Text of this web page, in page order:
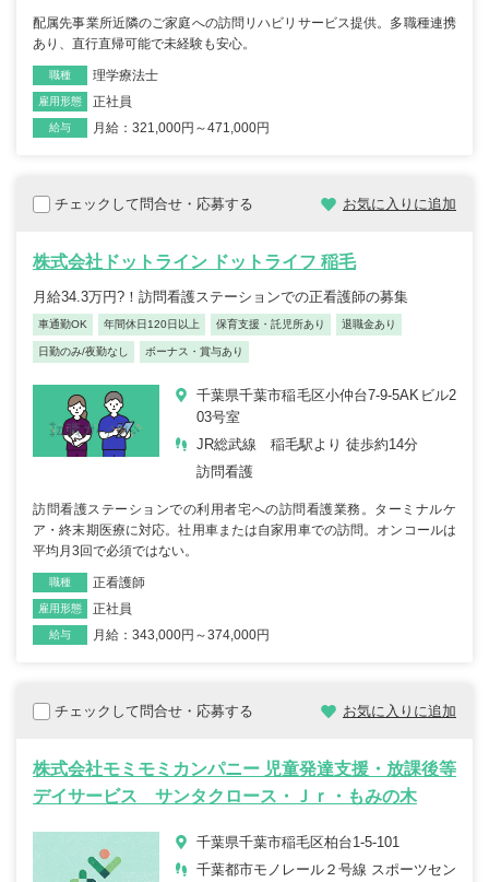
配属先事業所近隣のご家庭への訪問リハビリサービス提供。多職種連携
あり、直行直帰可能で未経験も安心。
職種 理学療法士
雇用形態 正社員
給与 月給：321,000円～471,000円
チェックして問合せ・応募する お気に入りに追加
株式会社ドットライン ドットライフ 稲毛
月給34.3万円?！訪問看護ステーションでの正看護師の募集
車通勤OK 年間休日120日以上 保育支援・託児所あり 退職金あり
日勤のみ/夜勤なし ボーナス・賞与あり
千葉県千葉市稲毛区小仲台7-9-5AKビル2
03号室
JR総武線 稲毛駅より 徒歩約14分
訪問看護
訪問看護ステーションでの利用者宅への訪問看護業務。ターミナルケ
ア・終末期医療に対応。社用車または自家用車での訪問。オンコールは
平均月3回で必須ではない。
職種 正看護師
雇用形態 正社員
給与 月給：343,000円～374,000円
チェックして問合せ・応募する お気に入りに追加
株式会社モミモミカンパニー 児童発達支援・放課後等
デイサービス サンタクロース・Ｊｒ・もみの木
千葉県千葉市稲毛区柏台1-5-101
千葉都市モノレール２号線 スポーツセン